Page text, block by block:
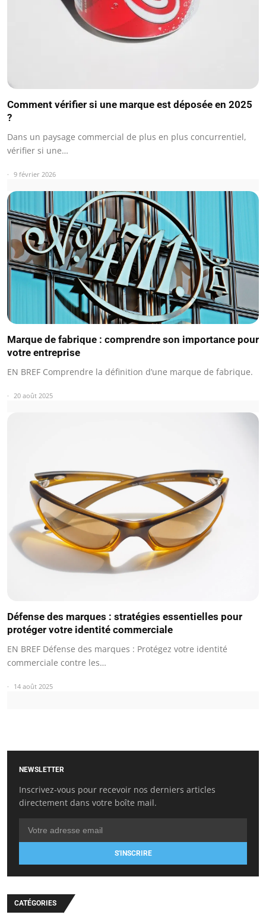
Comment vérifier si une marque est déposée en 2025
?
Dans un paysage commercial de plus en plus concurrentiel,
vérifier si une…
9 février 2026
Marque de fabrique : comprendre son importance pour
votre entreprise
EN BREF Comprendre la définition d’une marque de fabrique.
20 août 2025
Défense des marques : stratégies essentielles pour
protéger votre identité commerciale
EN BREF Défense des marques : Protégez votre identité
commerciale contre les…
14 août 2025
NEWSLETTER
Inscrivez-vous pour recevoir nos derniers articles
directement dans votre boîte mail.
S'INSCRIRE
CATÉGORIES